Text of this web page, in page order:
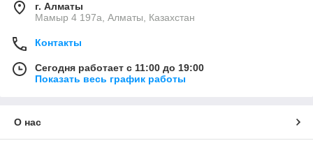
г. Алматы
Мамыр 4 197а, Алматы, Казахстан
Контакты
Сегодня работает с 11:00 до 19:00
Показать весь график работы
О нас